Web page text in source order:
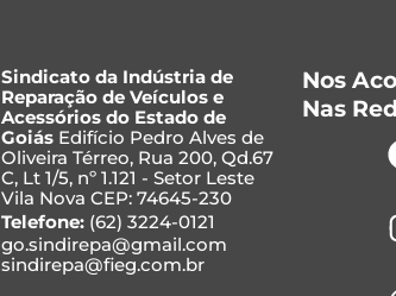
Sindicato da Indústria de
Reparação de Veículos e
Acessórios do Estado de
Goiás Edifício Pedro Alves de
Oliveira Térreo, Rua 200, Qd.67
C, Lt 1/5, nº 1.121 - Setor Leste
Vila Nova CEP: 74645-230
Telefone: (62) 3224-0121
go.sindirepa@gmail.com
sindirepa@fieg.com.br
Nos
Nas